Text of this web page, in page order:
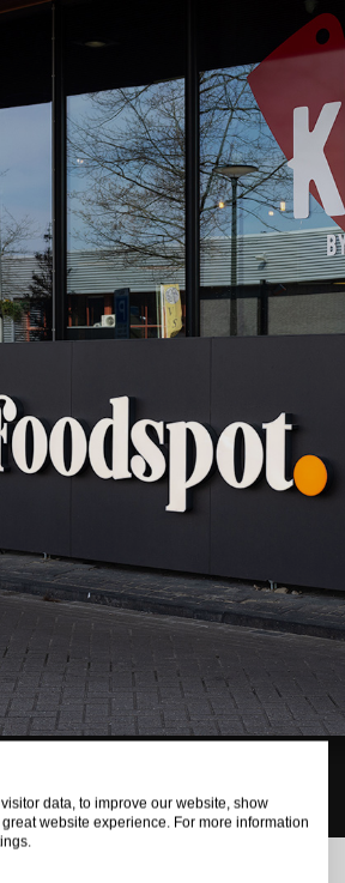
data, to improve our website, show
website experience. For more information